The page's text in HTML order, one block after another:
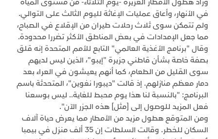
في الأنهار، وأعاق عمليات الإغاثة لليوم الثالث على التوالي.
ولم تتمكن سوى ثلاث رحلات طيران من الإقلاع في الصباح،
مما جعل الإمدادات في بعض المناطق الأكثر تضررا محدودة.
وقال "برنامج الأغذية العالمي" التابع للأمم المتحدة إنه قلق
بصفة خاصة بشأن قاطني جزيرة "إيبو"، الذين ليس لديهم
سوى القليل من الطعام، كما أنهم يعيشون في العراء بعد
دمار معظم منازلهم. إذ قالت "ديبورا نغوين"، المتحدثة باسم
البرنامج: "بالنسبة لنا هذا يوم محبط للغاية.. ليس بوسعنا
فعل المزيد للوصول إلى [مثل] هذه الجزر الآن".
ومن المتوقع هطول مزيد من الأمطار مما يعرض حياة آلاف
السكان للخطر. وقالت السلطات إن 35 ألف منزل في بيمبا